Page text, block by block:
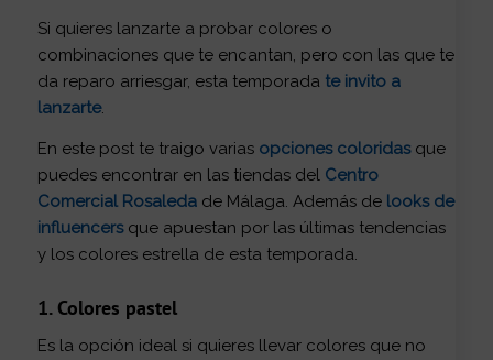
Si quieres lanzarte a probar colores o
combinaciones que te encantan, pero con las que te
da reparo arriesgar, esta temporada te invito a
lanzarte.
En este post te traigo varias opciones coloridasque
puedes encontrar en las tiendas del Centro
Comercial Rosaledade Málaga. Además de looks de
influencersque apuestan por las últimas tendencias
y los colores estrella de esta temporada.
1. Colores pastel
Es la opción ideal si quieres llevar colores que no